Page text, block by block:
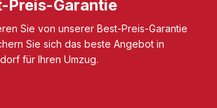
Preis-Garantie
Sie von unserer Best-Preis-Garantie
Sie sich das beste Angebot in
für Ihren Umzug.